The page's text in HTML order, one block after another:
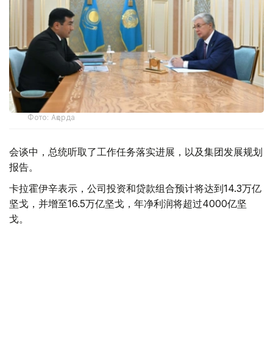
Фото: Ақорда
会谈中，总统听取了工作任务落实进展，以及集团发展规划
报告。
卡拉霍伊辛表示，公司投资和贷款组合预计将达到14.3万亿
坚戈，并增至16.5万亿坚戈，年净利润将超过4000亿坚
戈。